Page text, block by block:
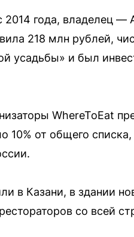
года, владелец
218 млн рублей,
усадьбы» и был
WhereToEat
10% от общего
в Казани, в здании
со всей